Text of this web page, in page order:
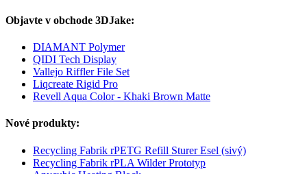
Objavte v obchode 3DJake:
DIAMANT Polymer
QIDI Tech Display
Vallejo Riffler File Set
Liqcreate Rigid Pro
Revell Aqua Color - Khaki Brown Matte
Nové produkty:
Recycling Fabrik rPETG Refill Sturer Esel (sivý)
Recycling Fabrik rPLA Wilder Prototyp